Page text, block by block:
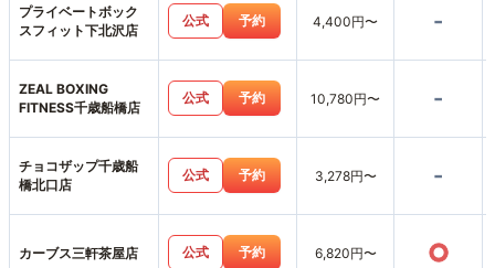
プライベートボック
スフィット下北沢店
公式 予約 4,400円〜 -
ZEAL BOXING
FITNESS千歳船橋店
公式 予約 10,780円〜 -
チョコザップ千歳船
橋北口店
公式 予約 3,278円〜 -
カーブス三軒茶屋店 公式 予約 6,820円〜 ○